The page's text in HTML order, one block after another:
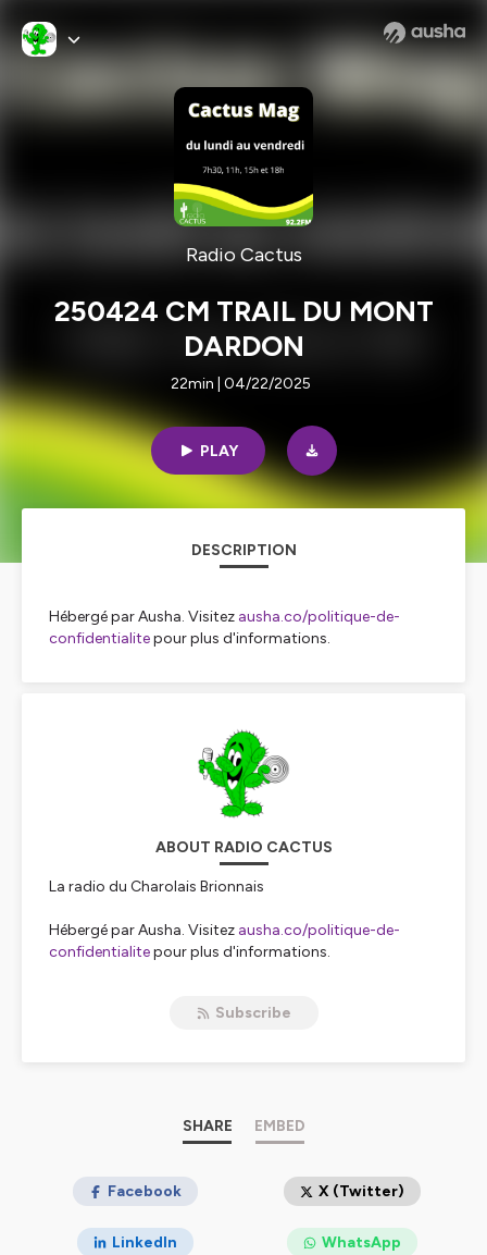
Radio Cactus
250424 CM TRAIL DU MONT
DARDON
22min | 04/22/2025
PLAY
DESCRIPTION
Hébergé par Ausha. Visitez ausha.co/politique-de-
confidentialitepour plus d'informations.
ABOUT RADIO CACTUS
La radio du Charolais Brionnais
Hébergé par Ausha. Visitez ausha.co/politique-de-
confidentialitepour plus d'informations.
Subscribe
SHARE EMBED
Facebook X (Twitter)
LinkedIn WhatsApp